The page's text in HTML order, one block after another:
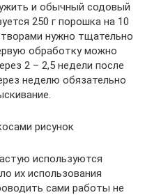
и обычный содовый
250 г порошка на 10
нужно тщательно
обработку можно
2 – 2,5 недели после
неделю обязательно
рисунок
используются
их использования
сами работы не